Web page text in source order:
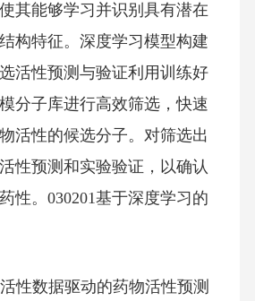
其能够学习并识别具有潜在
构特征。深度学习模型构建
活性预测与验证利用训练好
分子库进行高效筛选，快速
活性的候选分子。对筛选出
性预测和实验验证，以确认
性。030201基于深度学习的
性数据驱动的药物活性预测